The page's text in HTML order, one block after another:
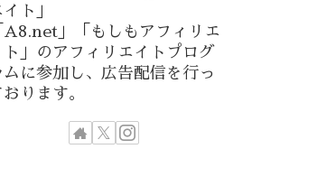
イト」
A8.net」「もしもアフィリエ
ト」のアフィリエイトプログ
ムに参加し、広告配信を行っ
おります。